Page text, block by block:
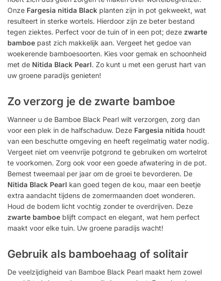
Onze Fargesia nitida Black planten zijn in pot gekweekt, wat
resulteert in sterke wortels. Hierdoor zijn ze beter bestand
tegen ziektes. Perfect voor de tuin of in een pot; deze zwarte
bamboe past zich makkelijk aan. Vergeet het gedoe van
woekerende bamboesoorten. Kies voor gemak en schoonheid
met de Nitida Black Pearl. Zo kunt u met een gerust hart van
uw groene paradijs genieten!
Zo verzorg je de zwarte bamboe
Wanneer u de Bamboe Black Pearl wilt verzorgen, zorg dan
voor een plek in de halfschaduw. Deze Fargesia nitida houdt
van een beschutte omgeving en heeft regelmatig water nodig.
Vergeet niet om veenvrije potgrond te gebruiken om wortelrot
te voorkomen. Zorg ook voor een goede afwatering in de pot.
Bemest tweemaal per jaar om de groei te bevorderen. De
Nitida Black Pearl kan goed tegen de kou, maar een beetje
extra aandacht tijdens de zomermaanden doet wonderen.
Houd de bodem licht vochtig zonder te overdrijven. Deze
zwarte bamboe blijft compact en elegant, wat hem perfect
maakt voor elke tuin. Uw groene paradijs wacht!
Gebruik als bamboehaag of solitair
De veelzijdigheid van Bamboe Black Pearl maakt hem zowel